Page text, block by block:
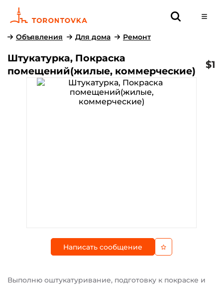
Объявления Для дома Ремонт
Штукатурка, Покраска
помещений(жилые, коммерческие)
$1
Написать сообщение
Выполню оштукатуривание, подготовку к покраске и